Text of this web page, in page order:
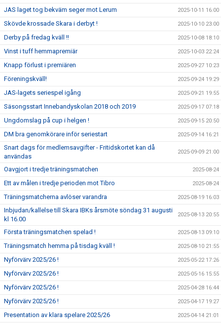
JAS laget tog bekväm seger mot Lerum 2025-10-11 16:00
Skövde krossade Skara i derbyt ! 2025-10-10 23:00
Derby på fredag kväll !! 2025-10-08 18:10
Vinst i tuff hemmapremiär 2025-10-03 22:24
Knapp förlust i premiären 2025-09-27 10:23
Föreningskväll! 2025-09-24 19:29
JAS-lagets seriespel igång 2025-09-21 19:55
Säsongsstart Innebandyskolan 2018 och 2019 2025-09-17 07:18
Ungdomslag på cup i helgen ! 2025-09-15 20:50
DM bra genomkörare inför seriestart 2025-09-14 16:21
Snart dags för medlemsavgifter - Fritidskortet kan då
användas
2025-09-09 21:00
Oavgjort i tredje träningsmatchen 2025-08-24
Ett av målen i tredje perioden mot Tibro 2025-08-24
Träningsmatcherna avlöser varandra 2025-08-19 16:03
Inbjudan/kallelse till Skara IBKs årsmöte söndag 31 augusti
kl 16.00
2025-08-13 20:55
Första träningsmatchen spelad ! 2025-08-13 09:10
Träningsmatch hemma på tisdag kväll ! 2025-08-10 21:55
Nyförvärv 2025/26 ! 2025-05-22 17:26
Nyförvärv 2025/26 ! 2025-05-16 15:55
Nyförvärv 2025/26 ! 2025-04-28 16:44
Nyförvärv 2025/26 ! 2025-04-17 19:27
Presentation av klara spelare 2025/26 2025-04-14 21:01